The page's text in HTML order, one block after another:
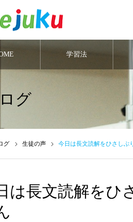
学習法
グ
グ 生徒の声 今日は長文読解をひさしぶ
は長文読解をひ